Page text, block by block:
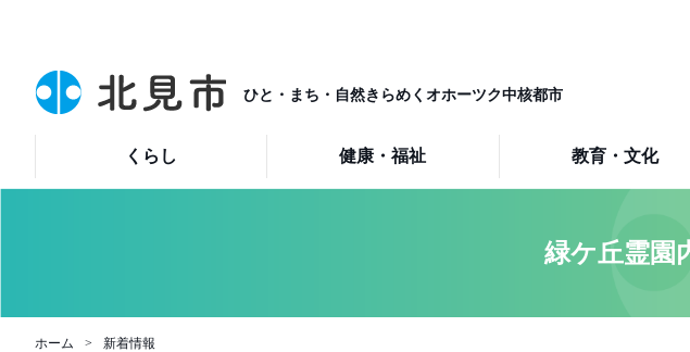
ひと・まち・自然きらめくオホーツク中核都市
くらし 健康・福祉 教育・文化
緑ケ丘霊園
ホーム 新着情報